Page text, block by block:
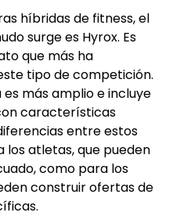
híbridas de fitness, el
surge es Hyrox. Es
que más ha
tipo de competición.
más amplio e incluye
características
entre estos
atletas, que pueden
como para los
construir ofertas de